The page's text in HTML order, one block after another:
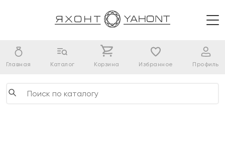
Главная Каталог Корзина Избранное Профиль